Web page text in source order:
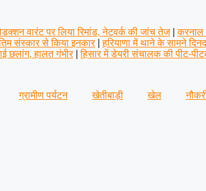
वारंट पर लिया रिमांड, नेटवर्क की जांच तेज
करनाल
संस्कार से किया इनकार
हरियाणा में थाने के सामने
छलांग, हालत गंभीर
हिसार में डेयरी संचालक की पीट-
ग्रामीण पर्यटन खेतीबाड़ी खेल